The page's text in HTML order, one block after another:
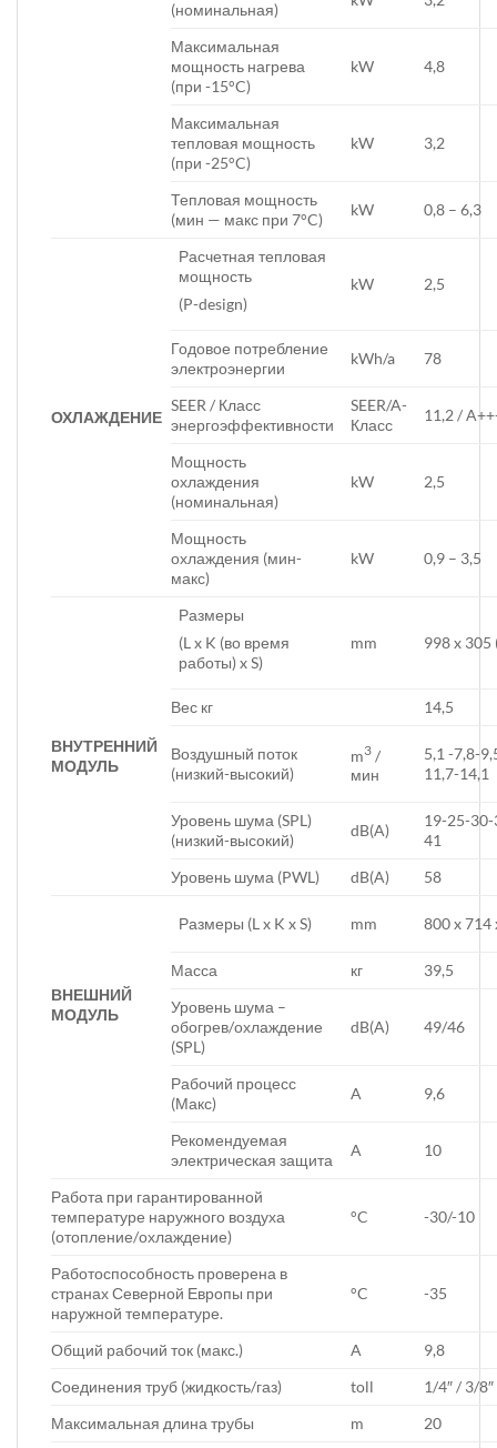
(номинальная)
Максимальная
мощность нагрева
(при -15°C)
kW 4,8
Максимальная
тепловая мощность
(при -25°C)
kW 3,2
Тепловая мощность
(мин — макс при 7°C)
kW 0,8 – 6,3
ОХЛАЖДЕНИЕ
Расчетная тепловая
мощность
(P-design)
kW 2,5
Годовое потребление
электроэнергии
kWh/a 78
SEER / Класс
энергоэффективности
SEER/A-
Класс
11,2 /
Мощность
охлаждения
(номинальная)
kW 2,5
Мощность
охлаждения (мин-
макс)
kW 0,9 – 3,5
ВНУТРЕННИЙ
МОДУЛЬ
Размеры
(L x K (во время
работы) x S)
mm 998 x 305
Вес кг 14,5
Воздушный поток
(низкий-высокий)
m3 /
мин
5,1 -7,8-
11,7-14,1
Уровень шума (SPL)
(низкий-высокий)
dB(A)
19-25-
41
Уровень шума (PWL)
dB(A) 58
ВНЕШНИЙ
МОДУЛЬ
Размеры (L x K x S) mm 800 x 714
Масса кг
39,5
Уровень шума –
обогрев/охлаждение
(SPL)
dB(A) 49/46
Рабочий процесс
(Макс)
A 9,6
Рекомендуемая
электрическая защита
A 10
Работа при гарантированной
температуре наружного воздуха
(отопление/охлаждение)
°C -30/-10
Работоспособность проверена в
странах Северной Европы при
наружной температуре.
°C -35
Общий рабочий ток (макс.) A
9,8
Соединения труб (жидкость/газ)
toll
1/4″ / 3/8″
Максимальная длина трубы
m
20